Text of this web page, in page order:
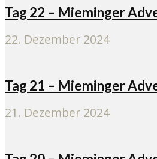
Tag 22 – Mieminger
22. Dezember 2024
Tag 21 – Mieminger
21. Dezember 2024